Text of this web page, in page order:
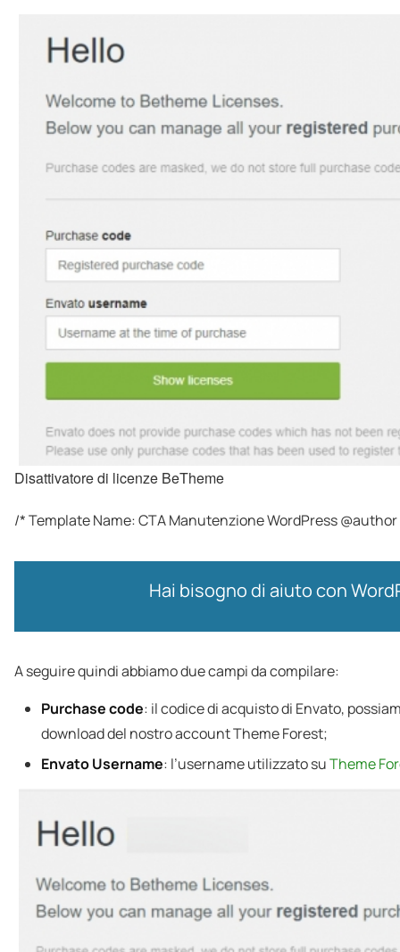
Disattivatore di licenze BeTheme
/* Template Name: CTA Manutenzione WordPress
Hai bisogno di aiuto con
A seguire quindi abbiamo due campi da compilare:
Purchase code: il codice di acquisto di Envato,
download del nostro account Theme Forest;
Envato Username: l’username utilizzato suTheme